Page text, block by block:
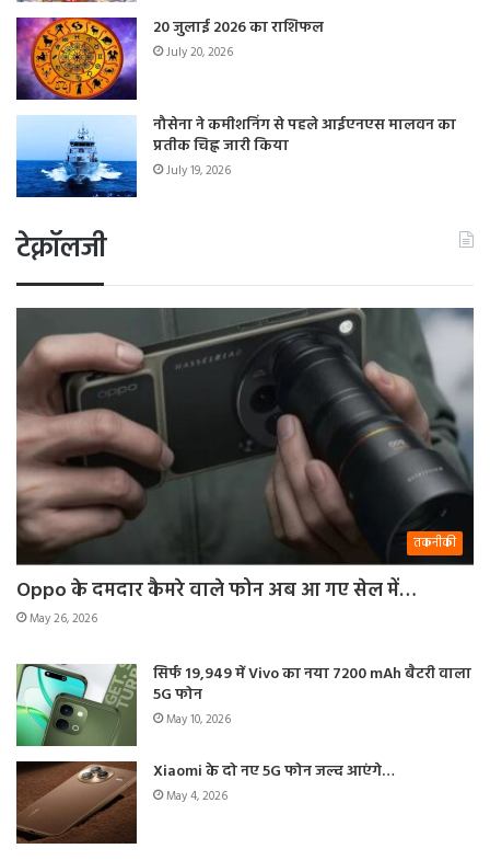
20 जुलाई 2026 का राशिफल
July 20, 2026
नौसेना ने कमीशनिंग से पहले आईएनएस मालवन का
प्रतीक चिह्न जारी किया
July 19, 2026
टेक्नॉलजी
तकनीकी
Oppo के दमदार कैमरे वाले फोन अब आ गए सेल में…
May 26, 2026
सिर्फ 19,949 में Vivo का नया 7200 mAh बैटरी वाला
5G फोन
May 10, 2026
Xiaomi के दो नए 5G फोन जल्द आएंगे…
May 4, 2026